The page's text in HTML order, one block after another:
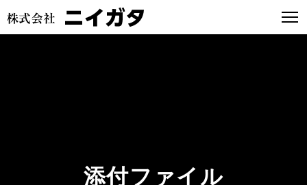
添付ファイル